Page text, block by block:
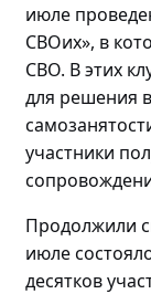
июле
СВОих», в
СВО. В этих
для решения
участники
Продолжили
июле
десятков